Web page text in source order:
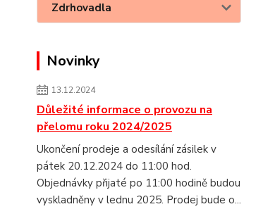
Zdrhovadla
Novinky
13.12.2024
Důležité informace o provozu na
přelomu roku 2024/2025
Ukončení prodeje a odesílání zásilek v
pátek 20.12.2024 do 11:00 hod.
Objednávky přijaté po 11:00 hodině budou
vyskladněny v lednu 2025. Prodej bude o...